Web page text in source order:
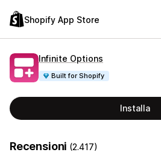
Shopify App Store
Infinite Options
Built for Shopify
Installa
Recensioni (2.417)